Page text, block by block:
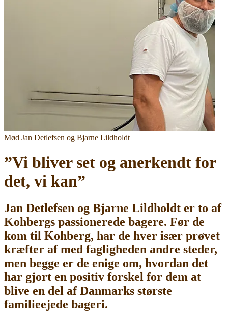
Mød Jan Detlefsen og Bjarne Lildholdt
”Vi bliver set og anerkendt for
det, vi kan”
Jan Detlefsen og Bjarne Lildholdt er to af
Kohbergs passionerede bagere. Før de
kom til Kohberg, har de hver især prøvet
kræfter af med fagligheden andre steder,
men begge er de enige om, hvordan det
har gjort en positiv forskel for dem at
blive en del af Danmarks største
familieejede bageri.